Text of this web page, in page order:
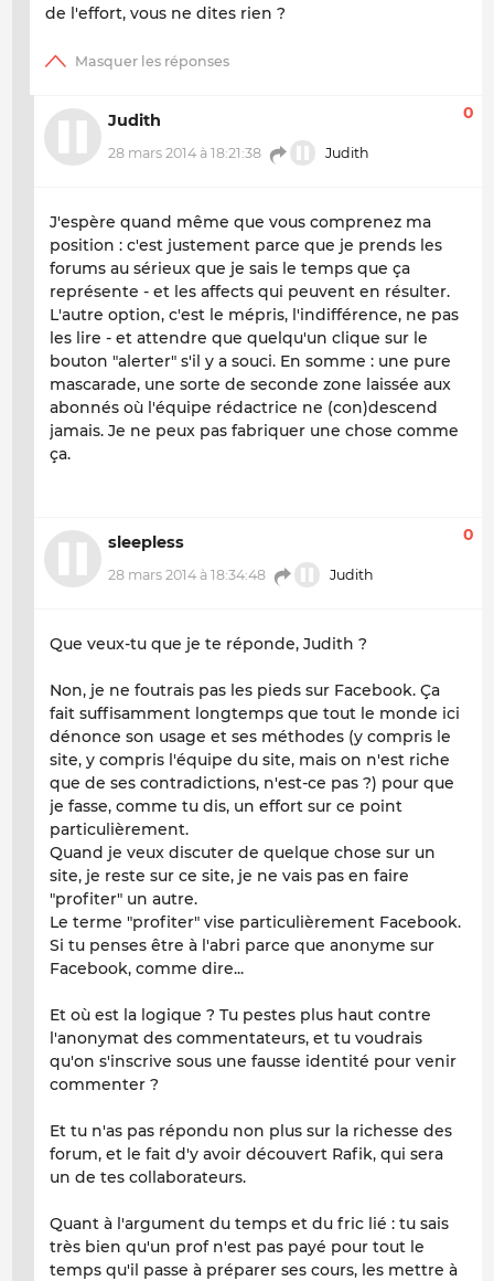
de l'effort, vous ne dites rien ?
Judith
28 mars 2014 à 18:21:38 Judith
0
J'espère quand même que vous comprenez ma
position : c'est justement parce que je prends les
forums au sérieux que je sais le temps que ça
représente - et les affects qui peuvent en résulter.
L'autre option, c'est le mépris, l'indifférence, ne pas
les lire - et attendre que quelqu'un clique sur le
bouton "alerter" s'il y a souci. En somme : une pure
mascarade, une sorte de seconde zone laissée aux
abonnés où l'équipe rédactrice ne (con)descend
jamais. Je ne peux pas fabriquer une chose comme
ça.
sleepless
28 mars 2014 à 18:34:48 Judith
0
Que veux-tu que je te réponde, Judith ?
Non, je ne foutrais pas les pieds sur Facebook. Ça
fait suffisamment longtemps que tout le monde ici
dénonce son usage et ses méthodes (y compris le
site, y compris l'équipe du site, mais on n'est riche
que de ses contradictions, n'est-ce pas ?) pour que
je fasse, comme tu dis, un effort sur ce point
particulièrement.
Quand je veux discuter de quelque chose sur un
site, je reste sur ce site, je ne vais pas en faire
"profiter" un autre.
Le terme "profiter" vise particulièrement Facebook.
Si tu penses être à l'abri parce que anonyme sur
Facebook, comme dire...
Et où est la logique ? Tu pestes plus haut contre
l'anonymat des commentateurs, et tu voudrais
qu'on s'inscrive sous une fausse identité pour venir
commenter ?
Et tu n'as pas répondu non plus sur la richesse des
forum, et le fait d'y avoir découvert Rafik, qui sera
un de tes collaborateurs.
Quant à l'argument du temps et du fric lié : tu sais
très bien qu'un prof n'est pas payé pour tout le
temps qu'il passe à préparer ses cours, les mettre à